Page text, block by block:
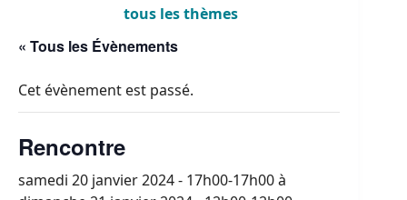
tous les thèmes
« Tous les Évènements
Cet évènement est passé.
Rencontre
samedi 20 janvier 2024 - 17h00-17h00à